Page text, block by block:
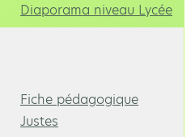
Diaporama niveau Lycée
Fiche pédagogique
Justes